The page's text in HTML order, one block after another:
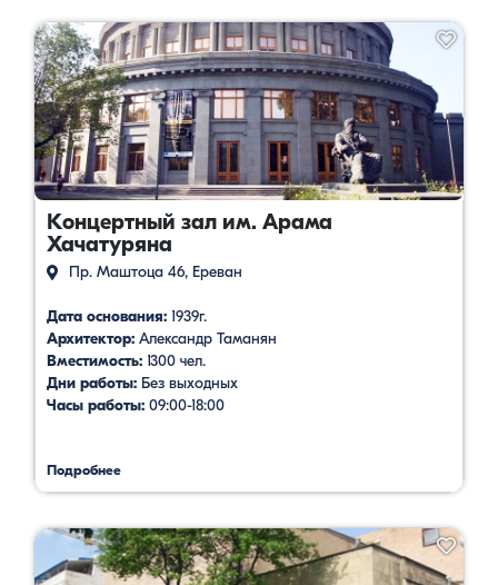
Концертный зал им. Арама
Хачатуряна
Пр. Маштоца 46, Ереван
Дата основания: 1939г.
Архитектор: Александр Таманян
Вместимость: 1300 чел.
Дни работы: Без выходных
Часы работы: 09:00-18:00
Подробнее